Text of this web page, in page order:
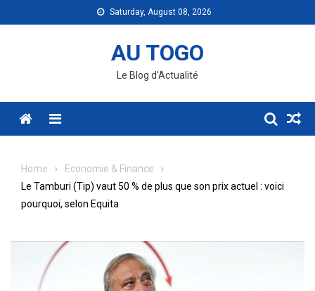
to
Saturday, August 08, 2026
AU TOGO
Le Blog d'Actualité
Menu
Home
Economie & Finance
Le Tamburi (Tip) vaut 50 % de plus que son prix actuel : voici
pourquoi, selon Equita